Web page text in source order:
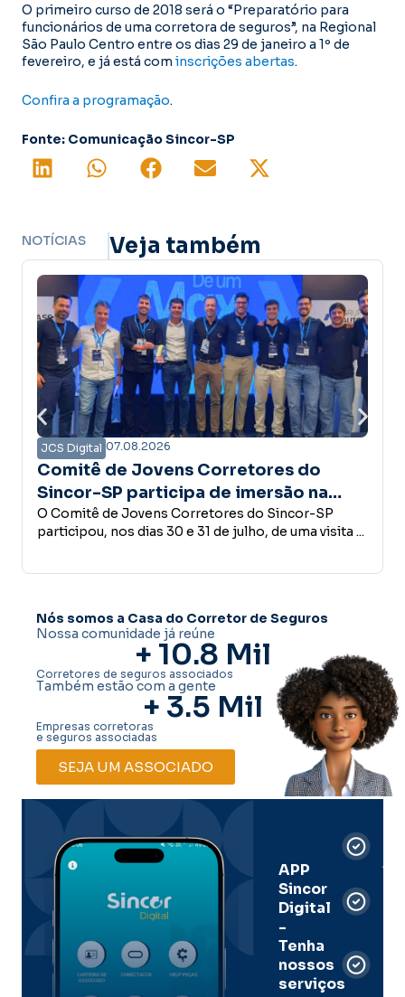
O primeiro curso de 2018 será o “Preparatório para
funcionários de uma corretora de seguros”, na Regional
São Paulo Centro entre os dias 29 de janeiro a 1º de
fevereiro, e já está com inscrições abertas.
Confira a programação.
Fonte: Comunicação Sincor-SP
NOTÍCIAS Veja também
Corretores do
de imersão na
estrutura do Grupo
Corretores do Sincor-SP
e 31 de julho, de uma visita ...
Campanha
confiança é a base
desenvolvimento
Empreender, investir,
conceder crédito ou
Nós somos a Casa do Corretor de Seguros
Nossa comunidade já reúne
+ 10.8 Mil
Corretores de seguros associados
Também estão com a gente
+ 3.5 Mil
Empresas corretoras
e seguros associadas
SEJA UM ASSOCIADO
APP
Sincor
Digital
-
Tenha
nossos
serviços